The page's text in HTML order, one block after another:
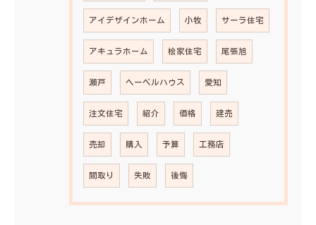
アイデザインホーム 小牧 サーラ住宅
アキュラホーム 桧家住宅 尾張旭
瀬戸 ヘーベルハウス 愛知
注文住宅 紹介 価格 建売
売却 購入 予算 工務店
間取り 失敗 後悔